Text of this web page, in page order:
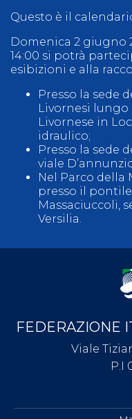
Questo è il
Domenica 2 giugno
14:00 si potrà
esibizioni e alla
Presso la sede
Livornesi lungo
Livornese in
idraulico;
Presso la sede
viale
Nel Parco della
presso il
Massaciuccoli,
Versilia.
FEDERAZIONE
Viale
P.I